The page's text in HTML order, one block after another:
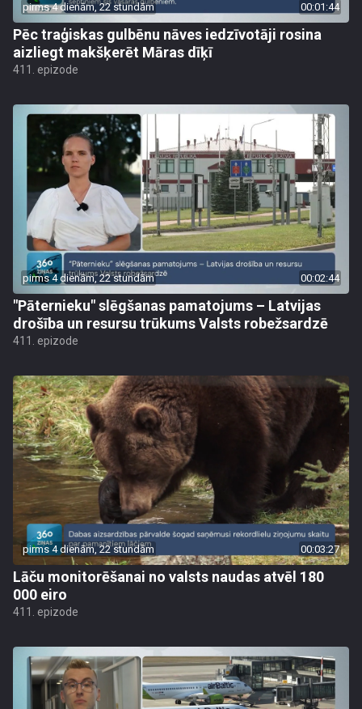
pirms 4 dienām, 22 stundām 00:01:44
Pēc traģiskas gulbēnu nāves iedzīvotāji rosina
aizliegt makšķerēt Māras dīķī
411. epizode
pirms 4 dienām, 22 stundām 00:02:44
"Pāternieku" slēgšanas pamatojums – Latvijas
drošība un resursu trūkums Valsts robežsardzē
411. epizode
pirms 4 dienām, 22 stundām 00:03:27
Lāču monitorēšanai no valsts naudas atvēl 180
000 eiro
411. epizode